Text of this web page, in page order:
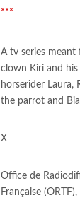
***
A tv series
clown Kiri and
horserider Laura,
the parrot and
X
Office de
Française